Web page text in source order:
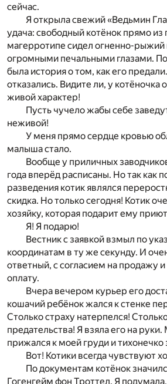
сейчас.
Я открыла свежий «Ведьмин
удача: свободный котёнок прямо из
магерротипе сидел огненно-рыжий
огромными печальными глазами.
была история о том, как его
отказались. Видите ли, у котёночка
живой характер!
Пусть чучело жабы себе
неживой!
У меня прямо сердце кровью
малыша стало.
Вообще у приличных
года вперёд расписаны. Но так как
разведения котик являлся
скидка. Но только сегодня! Котик
хозяйку, которая подарит ему
Я! Я подарю!
Вестник с заявкой взмыл по
координатам в ту же секунду. И
ответный, с согласием на продажу
оплату.
Вчера вечером курьер его
кошачий ребёнок жался к стенке
Столько страху натерпелся!
предательства! Я взяла его на
прижался к моей груди и
Вот! Котики всегда чувствуют
По документам котёнок
Гогенгейм фон Троттел. Я